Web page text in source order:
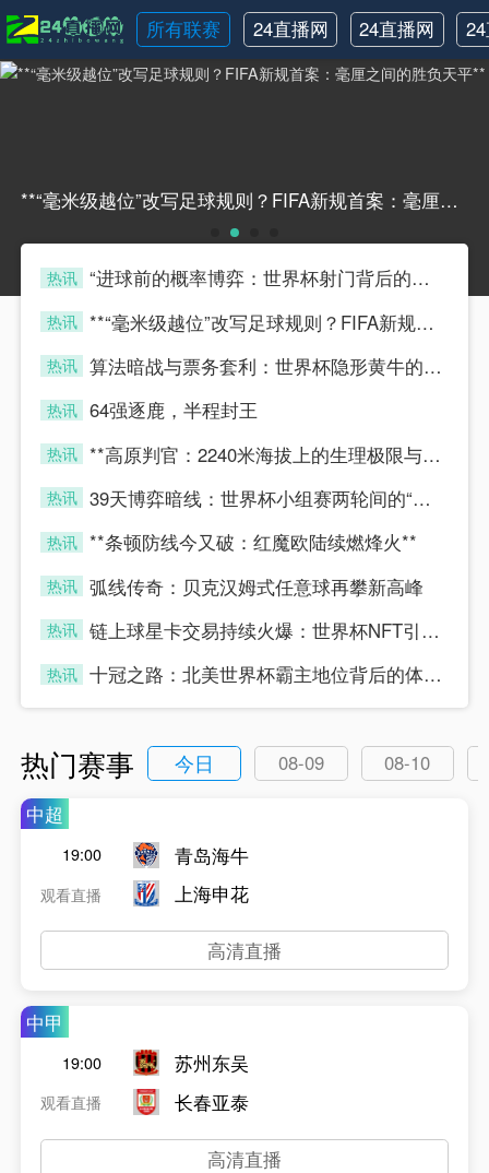
所有联赛
24直播网
NBA
24直播网
世界杯
**“毫米级越位”改写足球规则？FIFA新规首案：毫厘之间的胜负天平****“毫米级越位”改写足球规则？FIFA新规首案：毫厘之间的胜负天平**
热讯
“进球前的概率博弈：世界杯射门背后的隐藏算法”
热讯
**“毫米级越位”改写足球规则？FIFA新规首案：毫厘之间的胜负天平**
热讯
算法暗战与票务套利：世界杯隐形黄牛的博弈模型
热讯 64强逐鹿，半程封王
热讯
**高原判官：2240米海拔上的生理极限与毫秒级执法**
热讯
39天博弈暗线：世界杯小组赛两轮间的“休整”真相
热讯
**条顿防线今又破：红魔欧陆续燃烽火**
热讯 弧线传奇：贝克汉姆式任意球再攀新高峰
热讯
链上球星卡交易持续火爆：世界杯NFT引爆数字藏品新浪潮
热讯
十冠之路：北美世界杯霸主地位背后的体能密码
热门赛事 今日 08-09
08-10
中超
19:00
观看直播
青岛海牛
上海申花
高清直播
中甲
19:00
观看直播
苏州东吴
长春亚泰
高清直播